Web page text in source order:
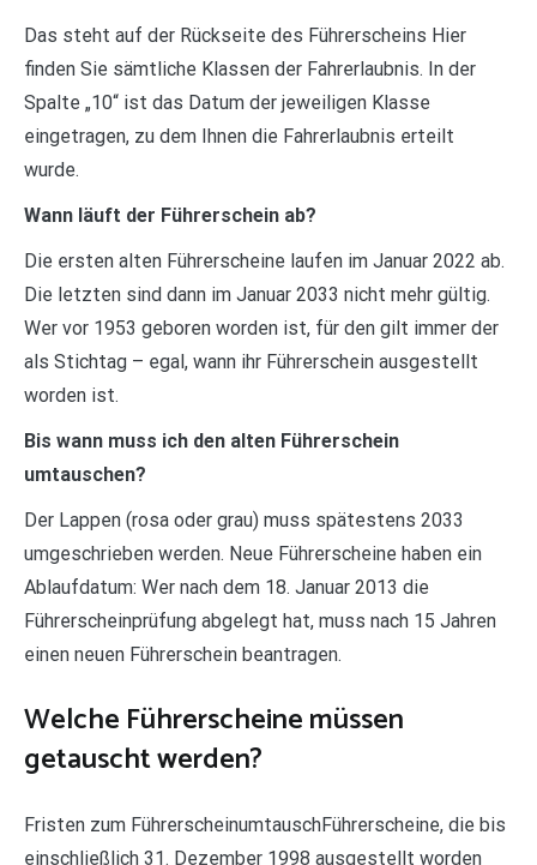
Das steht auf der Rückseite des Führerscheins Hier
finden Sie sämtliche Klassen der Fahrerlaubnis. In der
Spalte „10“ ist das Datum der jeweiligen Klasse
eingetragen, zu dem Ihnen die Fahrerlaubnis erteilt
wurde.
Wann läuft der Führerschein ab?
Die ersten alten Führerscheine laufen im Januar 2022 ab.
Die letzten sind dann im Januar 2033 nicht mehr gültig.
Wer vor 1953 geboren worden ist, für den gilt immer der
als Stichtag – egal, wann ihr Führerschein ausgestellt
worden ist.
Bis wann muss ich den alten Führerschein
umtauschen?
Der Lappen (rosa oder grau) muss spätestens 2033
umgeschrieben werden. Neue Führerscheine haben ein
Ablaufdatum: Wer nach dem 18. Januar 2013 die
Führerscheinprüfung abgelegt hat, muss nach 15 Jahren
einen neuen Führerschein beantragen.
Welche Führerscheine müssen
getauscht werden?
Fristen zum FührerscheinumtauschFührerscheine, die bis
einschließlich 31. Dezember 1998 ausgestellt worden